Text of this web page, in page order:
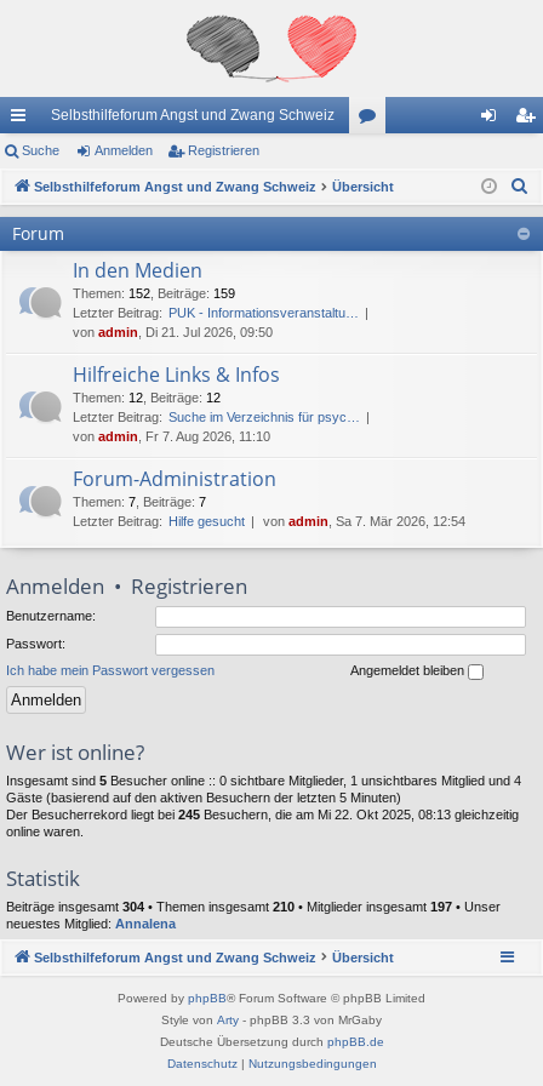
ch
ne
llz
riff
Selbsthilfeforum Angst und Zwang Schweiz
en m ist
rie
Suche Anmelden Registrieren
Selbsthilfeforum Angst und Zwang Schweiz Übersicht
Forum
In den Medien
Themen: 152 Beiträge: 159
Letzter Beitrag: PUK - Informationsveranstaltu…
von admin , Di 21. Jul 2026, 09:50
Hilfreiche Links & Infos
Themen: 12 Beiträge: 12
Letzter Beitrag: Suche im Verzeichnis für psyc…
von admin , Fr 7. Aug 2026, 11:10
Forum-Administration
Themen: 7 Beiträge: 7
Letzter Beitrag: Hilfe gesucht von admin , Sa 7. Mär 2026, 12:54
Anmelden • Registrieren
Benutzername:
Passwort:
Ich habe mein Passwort vergessen
Angemeldet bleiben
Wer ist online?
Insgesamt sind 5 Besucher online :: 0 sichtbare Mitglieder, 1 unsichtbares Mitglied und 4
Gäste (basierend auf den aktiven Besuchern der letzten 5 Minuten)
Der Besucherrekord liegt bei 245 Besuchern, die am Mi 22. Okt 2025, 08:13 gleichzeitig
online waren.
Statistik
Beiträge insgesamt 304 • Themen insgesamt 210 • Mitglieder insgesamt 197 • Unser
neuestes Mitglied: Annalena
Selbsthilfeforum Angst und Zwang Schweiz Übersicht
Powered by phpBB® Forum Software © phpBB Limited
Style von Arty - phpBB 3.3 von MrGaby
Deutsche Übersetzung durch phpBB.de
Datenschutz| Nutzungsbedingungen